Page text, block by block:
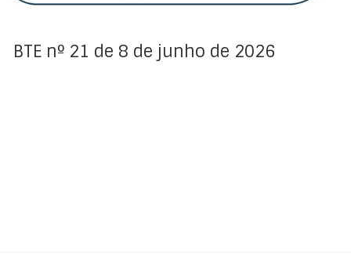
BTE nº 21 de 8 de junho de 2026